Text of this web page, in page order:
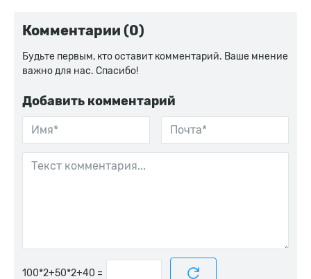
Комментарии (0)
Будьте первым, кто оставит комментарий. Ваше мнение
важно для нас. Спасибо!
Добавить комментарий
=